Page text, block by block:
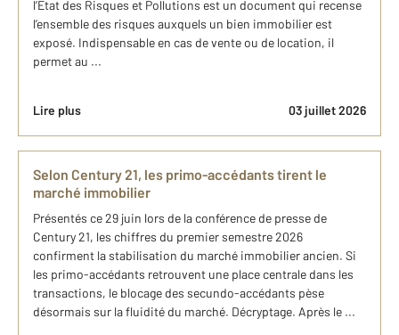
l’État des Risques et Pollutions est un document qui recense
l’ensemble des risques auxquels un bien immobilier est
exposé. Indispensable en cas de vente ou de location, il
permet au ...
Lire plus 03 juillet 2026
Selon Century 21, les primo-accédants tirent le
marché immobilier
Présentés ce 29 juin lors de la conférence de presse de
Century 21, les chiffres du premier semestre 2026
confirment la stabilisation du marché immobilier ancien. Si
les primo-accédants retrouvent une place centrale dans les
transactions, le blocage des secundo-accédants pèse
désormais sur la fluidité du marché. Décryptage. Après le ...